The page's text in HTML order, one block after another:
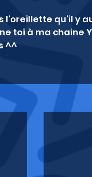
l’oreillette qu’il y
toi à ma chaine
^^